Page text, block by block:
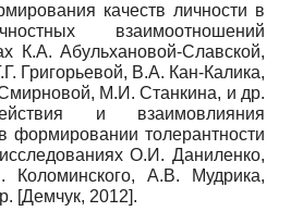
качеств личности в
взаимоотношений
К.А. Абульхановой-Славской,
Григорьевой, В.А. Кан-Калика,
М.И. Станкина, и др.
и взаимовлияния
формировании толерантности
О.И. Даниленко,
А.В. Мудрика,
[Демчук, 2012].